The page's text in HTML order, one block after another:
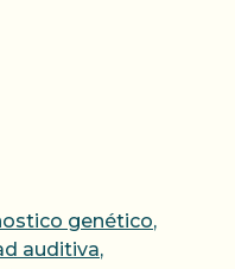
genético,
auditiva,